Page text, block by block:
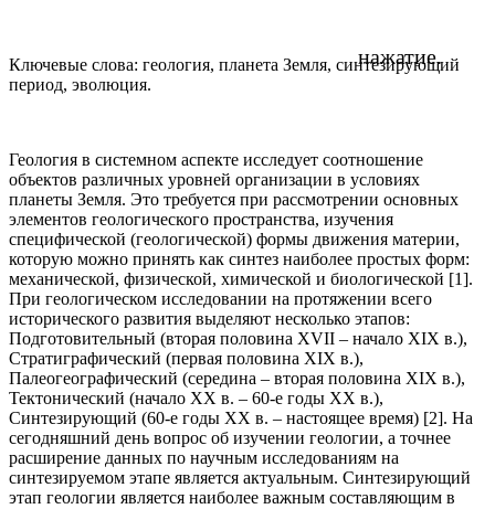
нажатие.
Ключевые слова: геология, планета Земля, синтезирующий
период, эволюция.
Геология в системном аспекте исследует соотношение
объектов различных уровней организации в условиях
планеты Земля. Это требуется при рассмотрении основных
элементов геологического пространства, изучения
специфической (геологической) формы движения материи,
которую можно принять как синтез наиболее простых форм:
механической, физической, химической и биологической [1].
При геологическом исследовании на протяжении всего
исторического развития выделяют несколько этапов:
Подготовительный (вторая половина XVII – начало XIX в.),
Стратиграфический (первая половина XIX в.),
Палеогеографический (середина – вторая половина XIX в.),
Тектонический (начало XX в. – 60-е годы XX в.),
Синтезирующий (60-е годы XX в. – настоящее время) [2]. На
сегодняшний день вопрос об изучении геологии, а точнее
расширение данных по научным исследованиям на
синтезируемом этапе является актуальным. Синтезирующий
этап геологии является наиболее важным составляющим в